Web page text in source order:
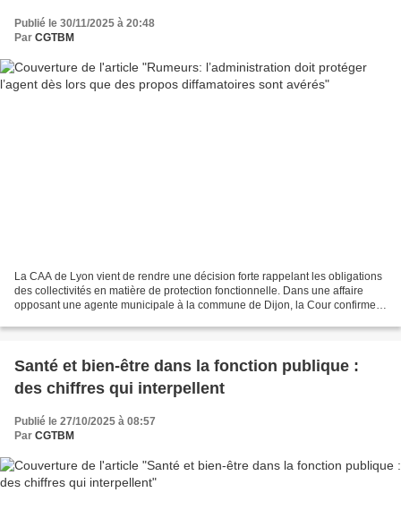
Publié le 30/11/2025 à 20:48
Par CGTBM
La CAA de Lyon vient de rendre une décision forte rappelant les obligations
des collectivités en matière de protection fonctionnelle. Dans une affaire
opposant une agente municipale à la commune de Dijon, la Cour confirme
Santé et bien-être dans la fonction publique :
des chiffres qui interpellent
Publié le 27/10/2025 à 08:57
Par CGTBM